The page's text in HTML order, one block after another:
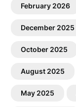
February 2026
December 2025
October 2025
August 2025
May 2025